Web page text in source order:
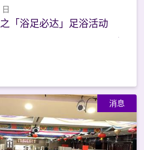
「浴足必达」足浴活动
消息